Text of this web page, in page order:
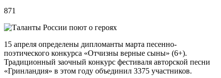
871
15 апреля определены дипломанты марта песенно-
поэтического конкурса «Отчизны верные сыны» (6+).
Традиционный заочный конкурс фестиваля авторской песни
«Гринландия» в этом году объединил 3375 участников.